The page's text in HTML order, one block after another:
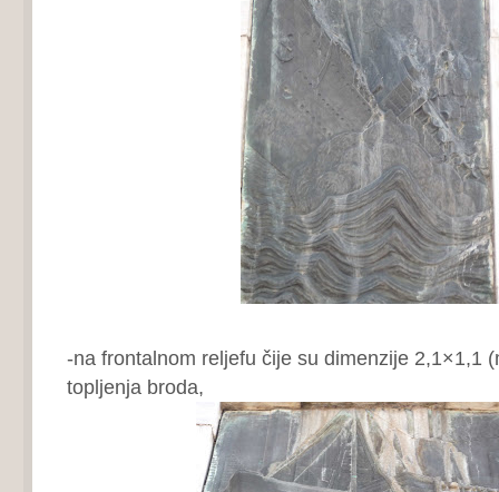
-na frontalnom reljefu čije su dimenzije 2,1×1,1
topljenja broda,